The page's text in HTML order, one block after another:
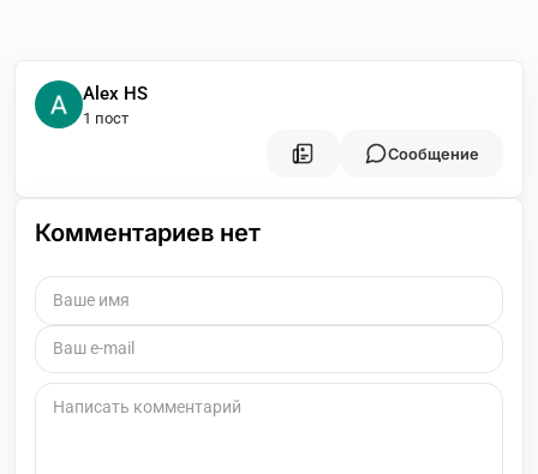
Alex HS
1 пост
Сообщение
Комментариев нет